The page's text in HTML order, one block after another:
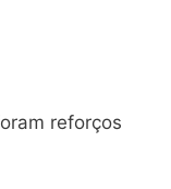
reforços